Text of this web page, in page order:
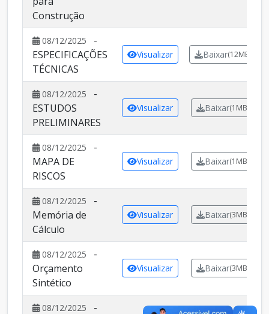
Construção
08/12/2025
-
ESPECIFICAÇÕES
TÉCNICAS
Visualizar Baixar(12MB)
08/12/2025
-
ESTUDOS
PRELIMINARES
Visualizar Baixar(1MB)
08/12/2025
-
MAPA DE
RISCOS
Visualizar Baixar(1MB)
08/12/2025
-
Memória de
Cálculo
Visualizar Baixar(3MB)
08/12/2025
-
Orçamento
Sintético
Visualizar Baixar(3MB)
08/12/2025 -